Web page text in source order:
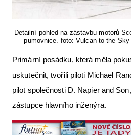
Detailní pohled na zástavbu motorů
pumovnice. foto: Vulcan to the Sky
Primární posádku, která měla
uskutečnit, tvořili piloti Michael
pilot společnosti D. Napier and
zástupce hlavního inženýra.